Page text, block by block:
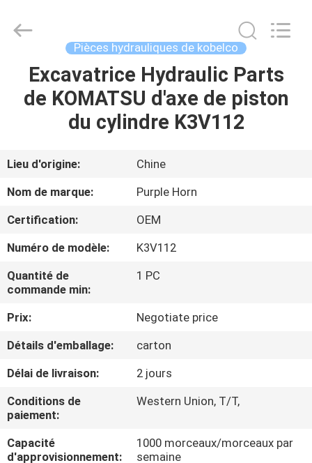
MAISON
AU
SUJET
NOUS
D'USINE
CONTRÔLE
DE
QUALITÉ
Pièces hydrauliques de kobelco
Excavatrice Hydraulic Parts
de KOMATSU d'axe de piston
du cylindre K3V112
Lieu d'origine:
Chine
Nom de marque:
Purple Horn
Certification:
OEM
Numéro de modèle:
K3V112
Quantité de
commande min:
1 PC
Prix:
Negotiate price
Détails d'emballage:
carton
Délai de livraison:
2 jours
Conditions de
paiement:
Western Union, T/T,
Capacité
d'approvisionnement:
1000 morceaux/morceaux par
semaine